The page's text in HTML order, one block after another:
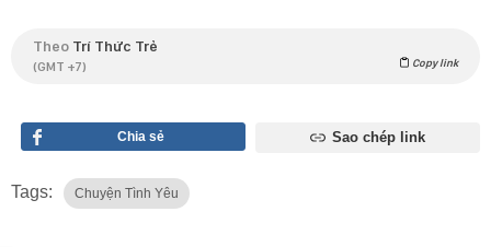
Theo Trí Thức Trẻ
(GMT +7) Copy link
Chia sẻ Sao chép link
Tags: Chuyện Tình Yêu